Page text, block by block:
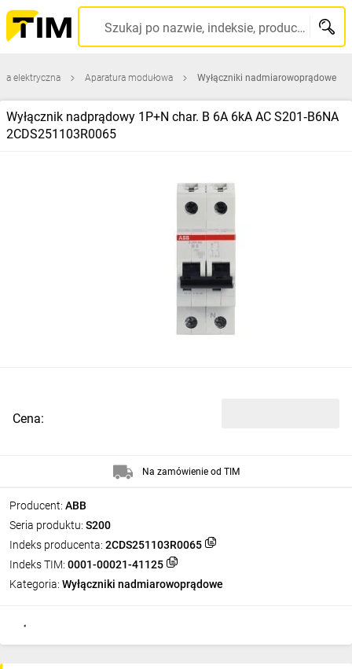
Szukaj po nazwie, indeksie, producencie, kodzie kreskowym...
elektryczna Aparatura modułowa Wyłączniki nadmiarowoprądowe
Wyłącznik nadprądowy 1P+N char. B 6A 6kA AC S201‑B6NA
2CDS251103R0065
Producent: ABB
Seria produktu: S200
Indeks producenta: 2CDS251103R0065
Indeks TIM: 0001-00021-41125
Kategoria: Wyłączniki nadmiarowoprądowe
Cena:
Na zamówienie od TIM